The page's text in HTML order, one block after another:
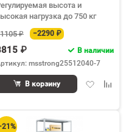
высота и
нагрузка до 750 кг
₽
−2290 ₽
₽
В наличии
msstrong25512040-7
Добавить
В корзину